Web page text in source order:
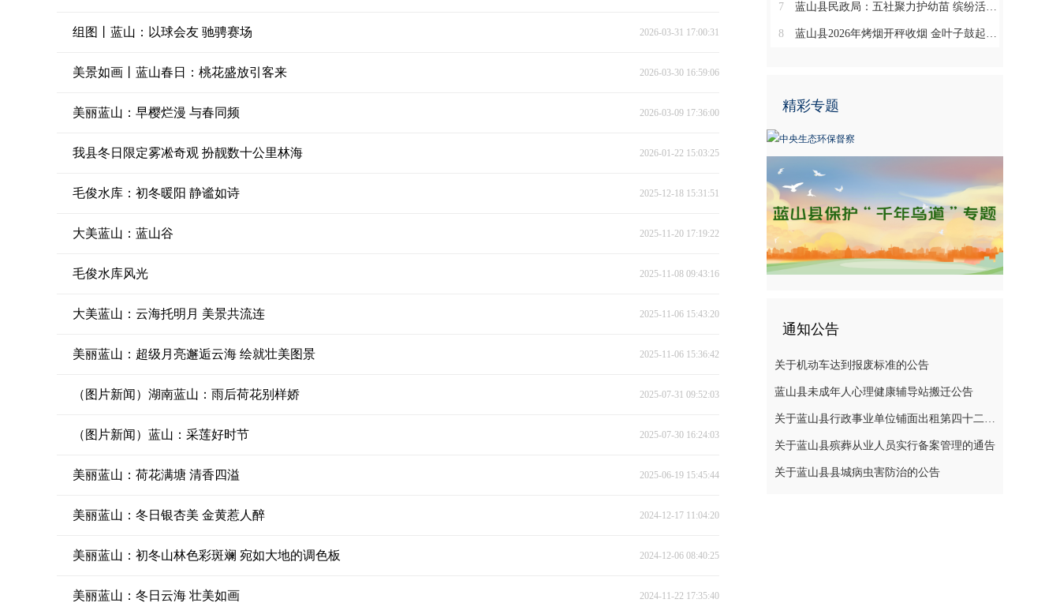
组图丨蓝山：以球会友 驰骋赛场 2026-03-31 17:00:31
美景如画丨蓝山春日：桃花盛放引客来 2026-03-30 16:59:06
美丽蓝山：早樱烂漫 与春同频 2026-03-09 17:36:00
我县冬日限定雾凇奇观 扮靓数十公里林海 2026-01-22 15:03:25
毛俊水库：初冬暖阳 静谧如诗 2025-12-18 15:31:51
大美蓝山：蓝山谷 2025-11-20 17:19:22
毛俊水库风光 2025-11-08 09:43:16
大美蓝山：云海托明月 美景共流连 2025-11-06 15:43:20
美丽蓝山：超级月亮邂逅云海 绘就壮美图景 2025-11-06 15:36:42
（图片新闻）湖南蓝山：雨后荷花别样娇 2025-07-31 09:52:03
（图片新闻）蓝山：采莲好时节 2025-07-30 16:24:03
美丽蓝山：荷花满塘 清香四溢 2025-06-19 15:45:44
美丽蓝山：冬日银杏美 金黄惹人醉 2024-12-17 11:04:20
美丽蓝山：初冬山林色彩斑斓 宛如大地的调色板 2024-12-06 08:40:25
美丽蓝山：冬日云海 壮美如画 2024-11-22 17:35:40
7 蓝山县民政局：五社聚力护幼苗 缤纷活动暖暑期
8 蓝山县2026年烤烟开秤收烟 金叶子鼓起烟农钱袋子
精彩专题
通知公告
关于机动车达到报废标准的公告
蓝山县未成年人心理健康辅导站搬迁公告
关于蓝山县行政事业单位铺面出租第四十二次公开招标中标结果的公示
关于蓝山县殡葬从业人员实行备案管理的通告
关于蓝山县县城病虫害防治的公告